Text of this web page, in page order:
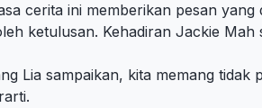
cerita ini memberikan pesan
ketulusan. Kehadiran Jackie
Lia sampaikan, kita memang